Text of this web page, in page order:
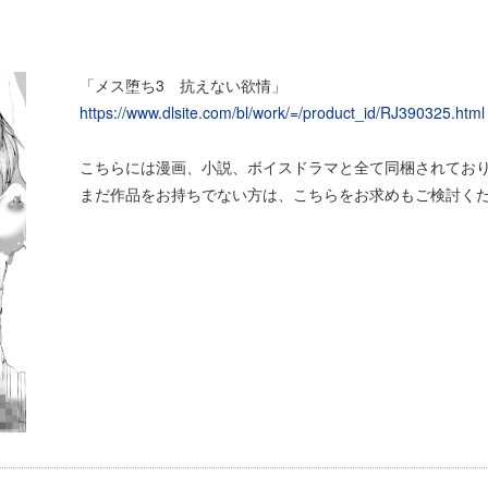
「メス堕ち3 抗えない欲情」
https://www.dlsite.com/bl/work/=/product_id/RJ390325.html
こちらには漫画、小説、ボイスドラマと全て同梱されており
まだ作品をお持ちでない方は、こちらをお求めもご検討くだ